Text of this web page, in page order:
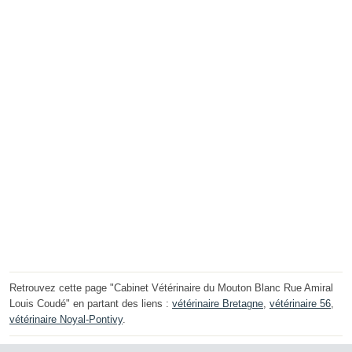
Retrouvez cette page "Cabinet Vétérinaire du Mouton Blanc Rue Amiral
Louis Coudé" en partant des liens : vétérinaire Bretagne, vétérinaire 56,
vétérinaire Noyal-Pontivy.